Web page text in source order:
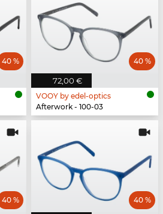
40 %
72,00 €
40 %
VOOY by edel-optics
Afterwork - 100-03
40 % 40 %